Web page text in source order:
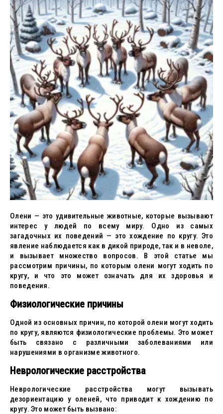
Олени — это удивительные животные, которые вызывают
интерес у людей по всему миру. Одно из самых
загадочных их поведений — это хождение по кругу. Это
явление наблюдается как в дикой природе, так и в неволе,
и вызывает множество вопросов. В этой статье мы
рассмотрим причины, по которым олени могут ходить по
кругу, и что это может означать для их здоровья и
поведения.
Физиологические причины
Одной из основных причин, по которой олени могут ходить
по кругу, являются физиологические проблемы. Это может
быть связано с различными заболеваниями или
нарушениями в организме животного.
Неврологические расстройства
Неврологические расстройства могут вызывать
дезориентацию у оленей, что приводит к хождению по
кругу. Это может быть вызвано: